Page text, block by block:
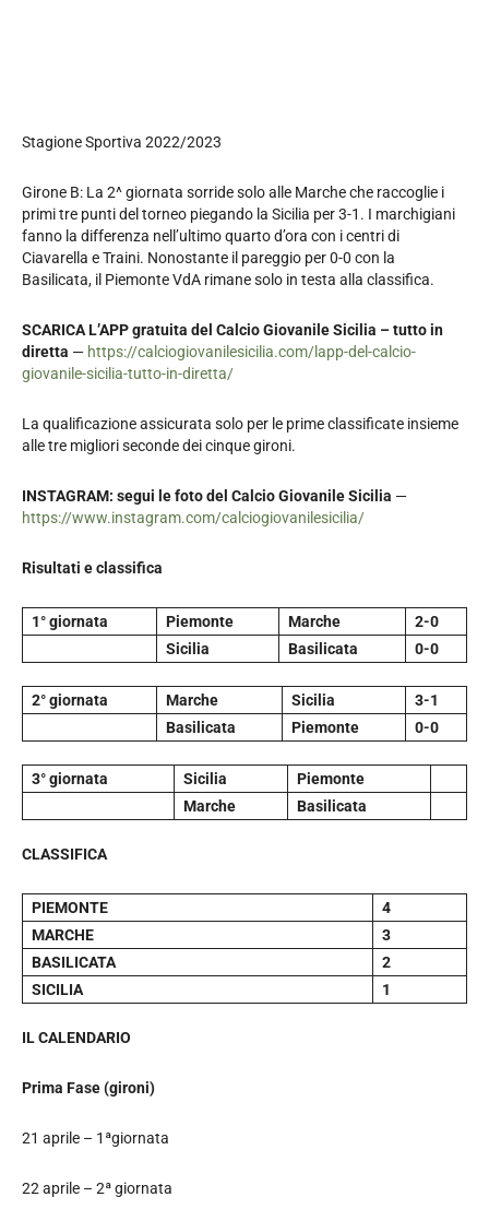
Stagione Sportiva 2022/2023
Girone B: La 2^ giornata sorride solo alle Marche che raccoglie i
primi tre punti del torneo piegando la Sicilia per 3-1. I marchigiani
fanno la differenza nell’ultimo quarto d’ora con i centri di
Ciavarella e Traini. Nonostante il pareggio per 0-0 con la
Basilicata, il Piemonte VdA rimane solo in testa alla classifica.
SCARICA L’APP gratuita del Calcio Giovanile Sicilia – tutto in
diretta — https://calciogiovanilesicilia.com/lapp-del-calcio-
giovanile-sicilia-tutto-in-diretta/
La qualificazione assicurata solo per le prime classificate insieme
alle tre migliori seconde dei cinque gironi.
INSTAGRAM: segui le foto del Calcio Giovanile Sicilia —
https://www.instagram.com/calciogiovanilesicilia/
Risultati e classifica
1° giornata Piemonte Marche
2-0
Sicilia
Basilicata 0-0
2° giornata Marche Sicilia
3-1
Basilicata
Piemonte 0-0
3° giornata Sicilia
Piemonte
Marche
Basilicata
CLASSIFICA
PIEMONTE
4
MARCHE
3
BASILICATA
2
SICILIA
1
IL CALENDARIO
Prima Fase (gironi)
21 aprile – 1ªgiornata
22 aprile – 2ª giornata